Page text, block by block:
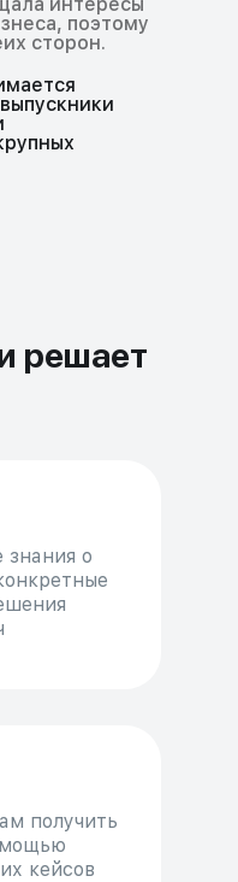
поэтому
сторон.
решает
знания о
получить
кейсов